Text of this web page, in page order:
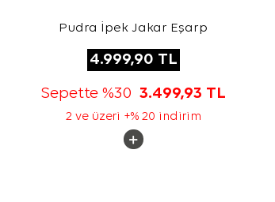
Pudra İpek Jakar Eşarp
4.999,90 TL
Sepette %30 3.499,93 TL
2 ve üzeri +% 20 indirim